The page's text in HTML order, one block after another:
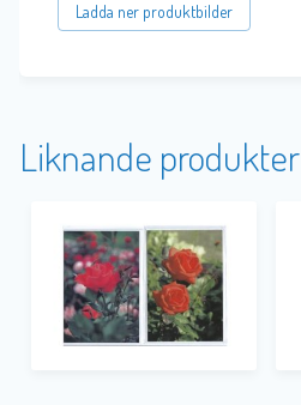
Ladda ner produktbilder
Liknande produkter